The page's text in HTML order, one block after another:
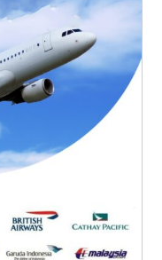
0 items $0.00